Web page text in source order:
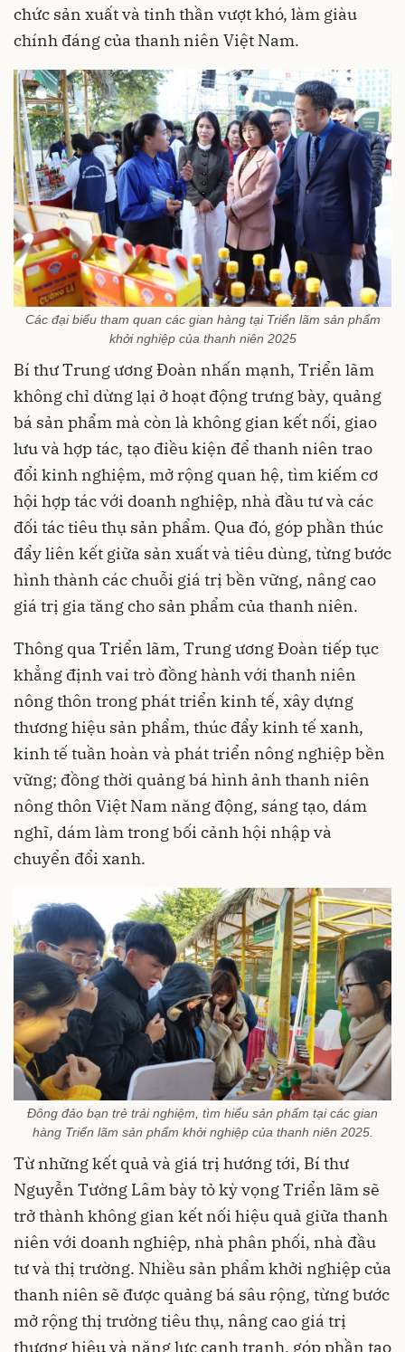
chức sản xuất và tinh thần vượt khó, làm giàu
chính đáng của thanh niên Việt Nam.
Các đại biểu tham quan các gian hàng tại Triển lãm sản phẩm
khởi nghiệp của thanh niên 2025
Bí thư Trung ương Đoàn nhấn mạnh, Triển lãm
không chỉ dừng lại ở hoạt động trưng bày, quảng
bá sản phẩm mà còn là không gian kết nối, giao
lưu và hợp tác, tạo điều kiện để thanh niên trao
đổi kinh nghiệm, mở rộng quan hệ, tìm kiếm cơ
hội hợp tác với doanh nghiệp, nhà đầu tư và các
đối tác tiêu thụ sản phẩm. Qua đó, góp phần thúc
đẩy liên kết giữa sản xuất và tiêu dùng, từng bước
hình thành các chuỗi giá trị bền vững, nâng cao
giá trị gia tăng cho sản phẩm của thanh niên.
Thông qua Triển lãm, Trung ương Đoàn tiếp tục
khẳng định vai trò đồng hành với thanh niên
nông thôn trong phát triển kinh tế, xây dựng
thương hiệu sản phẩm, thúc đẩy kinh tế xanh,
kinh tế tuần hoàn và phát triển nông nghiệp bền
vững; đồng thời quảng bá hình ảnh thanh niên
nông thôn Việt Nam năng động, sáng tạo, dám
nghĩ, dám làm trong bối cảnh hội nhập và
chuyển đổi xanh.
Đông đảo bạn trẻ trải nghiệm, tìm hiểu sản phẩm tại các gian
hàng Triển lãm sản phẩm khởi nghiệp của thanh niên 2025.
Từ những kết quả và giá trị hướng tới, Bí thư
Nguyễn Tường Lâm bày tỏ kỳ vọng Triển lãm sẽ
trở thành không gian kết nối hiệu quả giữa thanh
niên với doanh nghiệp, nhà phân phối, nhà đầu
tư và thị trường. Nhiều sản phẩm khởi nghiệp của
thanh niên sẽ được quảng bá sâu rộng, từng bước
mở rộng thị trường tiêu thụ, nâng cao giá trị
thương hiệu và năng lực cạnh tranh, góp phần tạo